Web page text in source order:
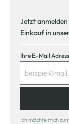
Jetzt anmelden
Einkauf in
Ihre E-Mail
Ich möchte mich